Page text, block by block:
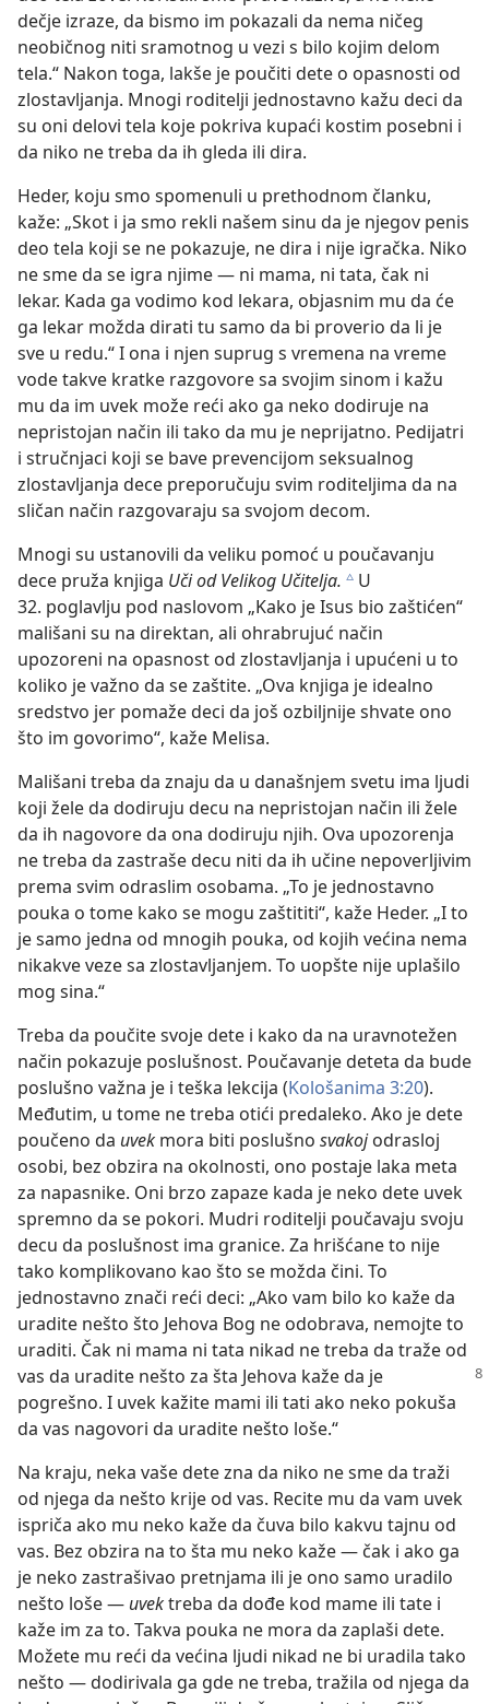
dečje izraze, da bismo im pokazali da nema ničeg
neobičnog niti sramotnog u vezi s bilo kojim delom
tela.“ Nakon toga, lakše je poučiti dete o opasnosti od
zlostavljanja. Mnogi roditelji jednostavno kažu deci da
su oni delovi tela koje pokriva kupaći kostim posebni i
da niko ne treba da ih gleda ili dira.
Heder, koju smo spomenuli u prethodnom članku,
kaže: „Skot i ja smo rekli našem sinu da je njegov penis
deo tela koji se ne pokazuje, ne dira i nije igračka. Niko
ne sme da se igra njime — ni mama, ni tata, čak ni
lekar. Kada ga vodimo kod lekara, objasnim mu da će
ga lekar možda dirati tu samo da bi proverio da li je
sve u redu.“ I ona i njen suprug s vremena na vreme
vode takve kratke razgovore sa svojim sinom i kažu
mu da im uvek može reći ako ga neko dodiruje na
nepristojan način ili tako da mu je neprijatno. Pedijatri
i stručnjaci koji se bave prevencijom seksualnog
zlostavljanja dece preporučuju svim roditeljima da na
sličan način razgovaraju sa svojom decom.
Mnogi su ustanovili da veliku pomoć u poučavanju
dece pruža knjiga Uči od Velikog Učitelja. c U
32. poglavlju pod naslovom „Kako je Isus bio zaštićen“
mališani su na direktan, ali ohrabrujuć način
upozoreni na opasnost od zlostavljanja i upućeni u to
koliko je važno da se zaštite. „Ova knjiga je idealno
sredstvo jer pomaže deci da još ozbiljnije shvate ono
što im govorimo“, kaže Melisa.
Mališani treba da znaju da u današnjem svetu ima ljudi
koji žele da dodiruju decu na nepristojan način ili žele
da ih nagovore da ona dodiruju njih. Ova upozorenja
ne treba da zastraše decu niti da ih učine nepoverljivim
prema svim odraslim osobama. „To je jednostavno
pouka o tome kako se mogu zaštititi“, kaže Heder. „I to
je samo jedna od mnogih pouka, od kojih većina nema
nikakve veze sa zlostavljanjem. To uopšte nije uplašilo
mog sina.“
Treba da poučite svoje dete i kako da na uravnotežen
način pokazuje poslušnost. Poučavanje deteta da bude
poslušno važna je i teška lekcija (Kološanima 3:20).
Međutim, u tome ne treba otići predaleko. Ako je dete
poučeno da uvek mora biti poslušno svakojodrasloj
osobi, bez obzira na okolnosti, ono postaje laka meta
za napasnike. Oni brzo zapaze kada je neko dete uvek
spremno da se pokori. Mudri roditelji poučavaju svoju
decu da poslušnost ima granice. Za hrišćane to nije
tako komplikovano kao što se možda čini. To
jednostavno znači reći deci: „Ako vam bilo ko kaže da
uradite nešto što Jehova Bog ne odobrava, nemojte to
uraditi. Čak ni mama ni tata nikad ne treba da traže od
vas da uradite nešto za šta Jehova kaže da je
pogrešno. I uvek kažite mami ili tati ako neko pokuša
da vas nagovori da uradite nešto loše.“
Na kraju, neka vaše dete zna da niko ne sme da traži
od njega da nešto krije od vas. Recite mu da vam uvek
ispriča ako mu neko kaže da čuva bilo kakvu tajnu od
vas. Bez obzira na to šta mu neko kaže — čak i ako ga
je neko zastrašivao pretnjama ili je ono samo uradilo
nešto loše — uvektreba da dođe kod mame ili tate i
kaže im za to. Takva pouka ne mora da zaplaši dete.
Možete mu reći da većina ljudi nikad ne bi uradila tako
nešto — dodirivala ga gde ne treba, tražila od njega da